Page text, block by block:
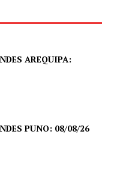
AREQUIPA:
PUNO: 08/08/26